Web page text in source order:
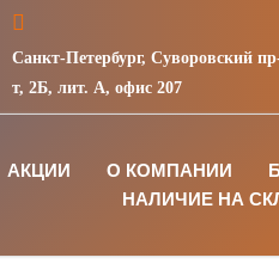
Санкт-Петербург, Суворовский
т, 2Б, лит. А, офис 207
АКЦИИ О КОМПАНИИ
НАЛИЧИЕ НА